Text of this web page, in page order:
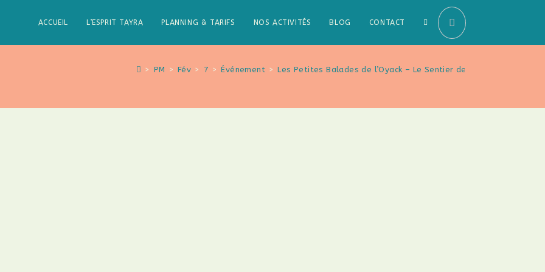
ACCUEIL L’ESPRIT TAYRA PLANNING & TARIFS NOS ACTIVITÉS BLOG CONTACT
> PM > Fév > 7 > Événement > Les Petites Balades de l’Oyack – Le Sentier des Salines